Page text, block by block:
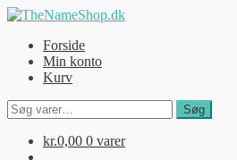
Spring
navigation
Spring
indholdForside
Min konto
Kurv
Søg
efter:
Søg
kr.0,00 0 varer